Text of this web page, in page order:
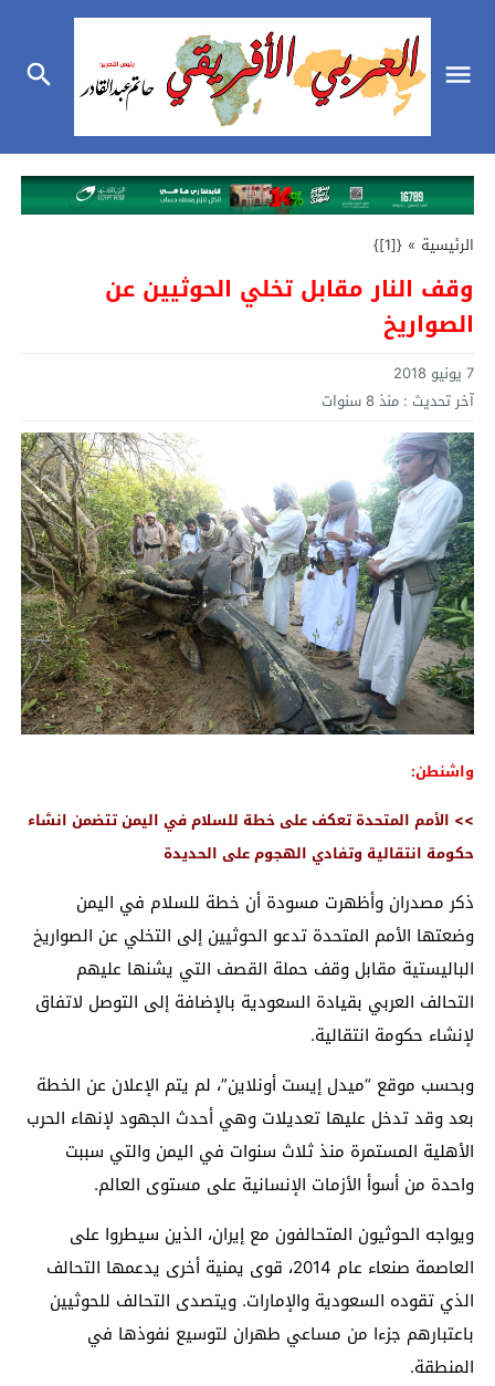
الرئيسية »
{[1]}
وقف النار مقابل تخلي الحوثيين عن
الصواريخ
7 يونيو 2018
آخر تحديث : منذ 8 سنوات
واشنطن:
>> الأمم المتحدة تعكف على خطة للسلام في اليمن تتضمن انشاء
حكومة انتقالية وتفادي الهجوم على الحديدة
ذكر مصدران وأظهرت مسودة أن خطة للسلام في اليمن
وضعتها الأمم المتحدة تدعو الحوثيين إلى التخلي عن الصواريخ
الباليستية مقابل وقف حملة القصف التي يشنها عليهم
التحالف العربي بقيادة السعودية بالإضافة إلى التوصل لاتفاق
لإنشاء حكومة انتقالية.
وبحسب موقع “ميدل إيست أونلاين”، لم يتم الإعلان عن الخطة
بعد وقد تدخل عليها تعديلات وهي أحدث الجهود لإنهاء الحرب
الأهلية المستمرة منذ ثلاث سنوات في اليمن والتي سببت
واحدة من أسوأ الأزمات الإنسانية على مستوى العالم.
ويواجه الحوثيون المتحالفون مع إيران، الذين سيطروا على
العاصمة صنعاء عام 2014، قوى يمنية أخرى يدعمها التحالف
الذي تقوده السعودية والإمارات. ويتصدى التحالف للحوثيين
باعتبارهم جزءا من مساعي طهران لتوسيع نفوذها في
المنطقة.